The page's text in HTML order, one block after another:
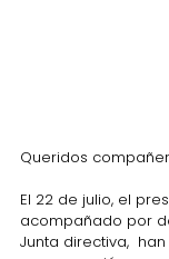
Queridos
El 22 de julio, el
acompañado por
Junta directiva,